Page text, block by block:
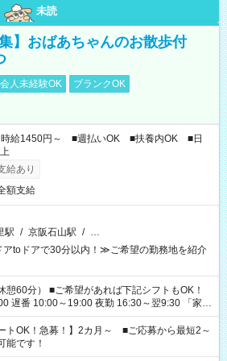
未読
】おばあちゃんのお散歩付
人未経験OK
ブランクOK
時給1450円～ ■週払いOK ■扶養内OK ■日
給あり
額支給
駅 / 京阪石山駅 / …
toドアで30分以内！≫ご希望の勤務地を紹介
ば下記シフトもOK！
番 10:00～19:00 夜勤 16:30～翌9:30 「家族
い」 「余裕を持って夕飯の準備がしたい」
はしたくない」 など、ご希望を教えてください
仕事の勤務時間。 合計で週40時間を超える場
トOK！急募！】2カ月～ ■ご応募から最短2～
能です！